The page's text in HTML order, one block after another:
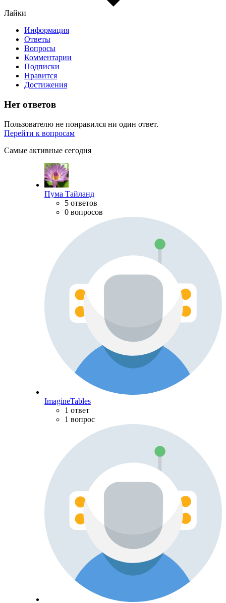
Лайки
Информация
Ответы
Вопросы
Комментарии
Подписки
Нравится
Достижения
Нет ответов
Пользователю не понравился ни один ответ.
Перейти к вопросам
Самые активные сегодня
Пума Тайланд
5 ответов
0 вопросов
ImagineTables
1 ответ
1 вопрос